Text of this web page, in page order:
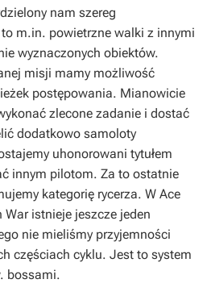
nam szereg
m.in. powietrzne walki z innymi
wyznaczonych obiektów.
misji mamy możliwość
postępowania. Mianowicie
zlecone zadanie i dostać
dodatkowo samoloty
uhonorowani tytułem
innym pilotom. Za to ostatnie
kategorię rycerza. W Ace
Waristnieje jeszcze jeden
nie mieliśmy przyjemności
częściach cyklu. Jest to system
bossami.